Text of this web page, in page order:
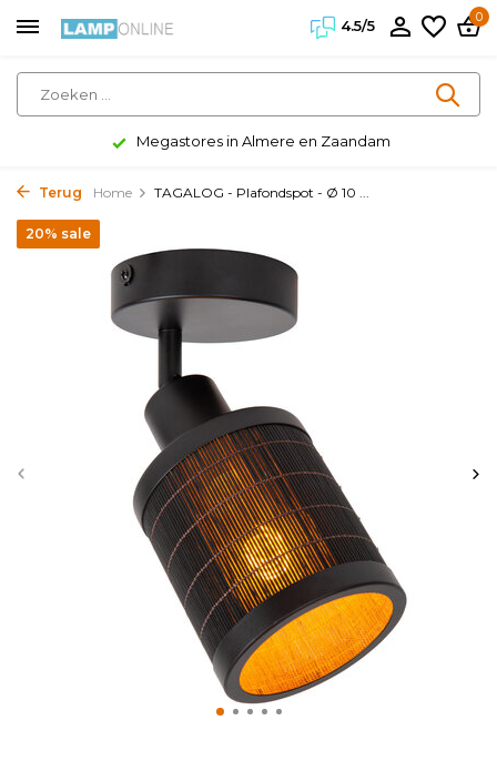
4.5/5
0
Megastores in Almere en Zaandam
Terug Home TAGALOG - Plafondspot - Ø 10 ...
20% sale